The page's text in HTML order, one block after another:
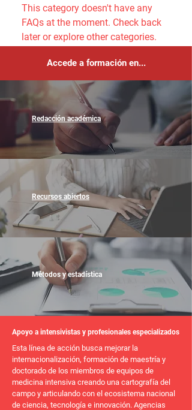
This category doesn't have any
FAQs at the moment. Check back
later or explore other categories.
Accede a formación en...
Redacción académica
Recursos abiertos
Métodos y estadística
Apoyo a intensivistas y profesionales especializados
Esta línea de acción busca mejorar la
internacionalización, formación de maestría y
doctorado de los miembros de equipos de
medicina intensiva creando una cartografía del
campo y articulando con el ecosistema nacional
de ciencia, tecnología e innovación. Agencias